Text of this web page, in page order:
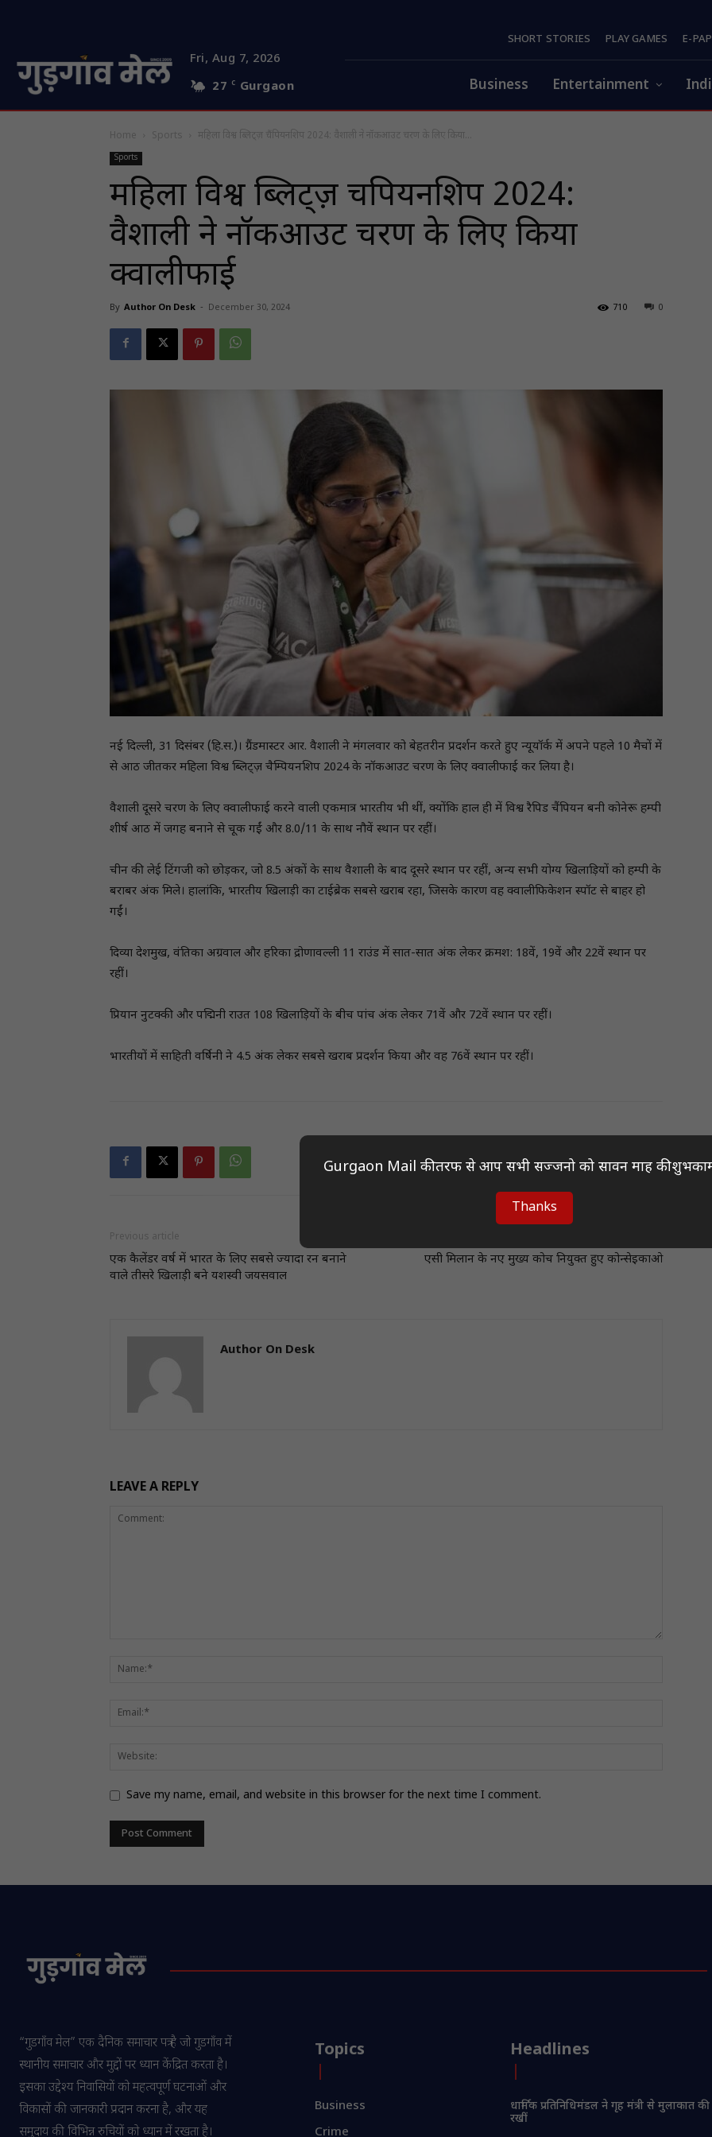
Fri, Aug 7, 2026
27
C Gurgaon
SHORT STORIES PLAY GAMES E-
Business Entertainment
Home Sports महिला विश्व ब्लिट्ज़ चैंपियनशिप 2024: वैशाली ने नॉकआउट चरण के लिए किया...
Sports
महिला विश्व ब्लिट्ज़ चैंपियनशिप 2024:
वैशाली ने नॉकआउट चरण के लिए किया
क्वालीफाई
By Author On Desk - December 30, 2024 0
710
नई दिल्ली, 31 दिसंबर (हि.स.)। ग्रैंडमास्टर आर. वैशाली ने मंगलवार को बेहतरीन प्रदर्शन करते हुए न्यूयॉर्क में अपने पहले 10 मैचों में
से आठ जीतकर महिला विश्व ब्लिट्ज़ चैम्पियनशिप 2024 के नॉकआउट चरण के लिए क्वालीफाई कर लिया है।
वैशाली दूसरे चरण के लिए क्वालीफाई करने वाली एकमात्र भारतीय भी थीं, क्योंकि हाल ही में विश्व रैपिड चैंपियन बनी कोनेरू हम्पी
शीर्ष आठ में जगह बनाने से चूक गईं और 8.0/11 के साथ नौवें स्थान पर रहीं।
चीन की लेई टिंगजी को छोड़कर, जो 8.5 अंकों के साथ वैशाली के बाद दूसरे स्थान पर रहीं, अन्य सभी योग्य खिलाड़ियों को हम्पी के
बराबर अंक मिले। हालांकि, भारतीय खिलाड़ी का टाईब्रेक सबसे खराब रहा, जिसके कारण वह क्वालीफिकेशन स्पॉट से बाहर हो
गईं।
दिव्या देशमुख, वंतिका अग्रवाल और हरिका द्रोणावल्ली 11 राउंड में सात-सात अंक लेकर क्रमश: 18वें, 19वें और 22वें स्थान पर
रहीं।
प्रियान नुटक्की और पद्मिनी राउत 108 खिलाड़ियों के बीच पांच अंक लेकर 71वें और 72वें स्थान पर रहीं।
भारतीयों में साहिती वर्षिनी ने 4.5 अंक लेकर सबसे खराब प्रदर्शन किया और वह 76वें स्थान पर रहीं।
Previous article
एक कैलेंडर वर्ष में भारत के लिए सबसे ज्यादा रन बनाने
वाले तीसरे खिलाड़ी बने यशस्वी जयसवाल
एसी मिलान के नए मुख्य कोच नियुक्त हुए कोन्सेइकाओ
Author On Desk
LEAVE A REPLY
Save my name, email, and website in this browser for the next time I comment.
“गुडगाँव मेल” एक दैनिक समाचार पत्र है जो गुडगाँव में
स्थानीय समाचार और मुद्दों पर ध्यान केंद्रित करता है।
इसका उद्देश्य निवासियों को महत्वपूर्ण घटनाओं और
विकासों की जानकारी प्रदान करना है, और यह
समुदाय की विभिन्न रुचियों को ध्यान में रखता है।
Topics
Business
Crime
Headlines
धार्मिक प्रतिनिधिमंडल ने गृह मंत्री से मुलाकात
रखीं
Gurgaon Mail की तरफ से आप सभी सज्जनो को सावन माह की
Thanks